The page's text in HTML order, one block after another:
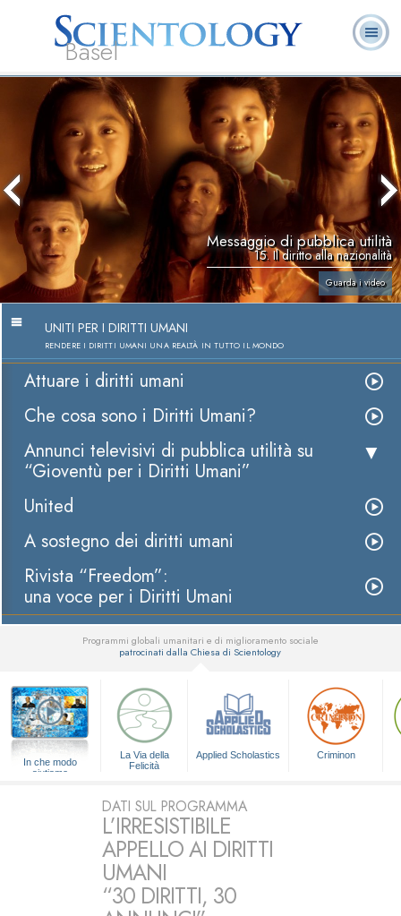
Basel
L. Ron Hubbard:
Fondatore
Che cos’è
Scientology?
Ministri
Volontari
Domande
ricorrenti
Libri
Messaggio di pubblica utilità
15. Il diritto alla nazionalità
Guarda i video
UNITI PER I DIRITTI UMANI
RENDERE I DIRITTI UMANI UNA REALTÀ IN TUTTO IL MONDO
Attuare i diritti umani
Che cosa sono i Diritti Umani?
Annunci televisivi di pubblica utilità su
“Gioventù per i Diritti Umani”
United
A sostegno dei diritti umani
Rivista “Freedom”:
una voce per i Diritti Umani
Programmi globali umanitari e di miglioramento sociale
patrocinati dalla Chiesa di Scientology
In che modo
aiutiamo
La Via della
Felicità
Applied Scholastics Criminon
DATI SUL PROGRAMMA
L’IRRESISTIBILE
APPELLO AI DIRITTI
UMANI
“30 DIRITTI, 30